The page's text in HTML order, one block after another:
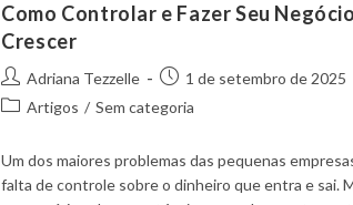
Como Controlar e Fazer Seu Negócio
Crescer
Adriana Tezzelle
1 de setembro de 2025
Artigos / Sem categoria
Um dos maiores problemas das pequenas
falta de controle sobre o dinheiro que entra e sai.